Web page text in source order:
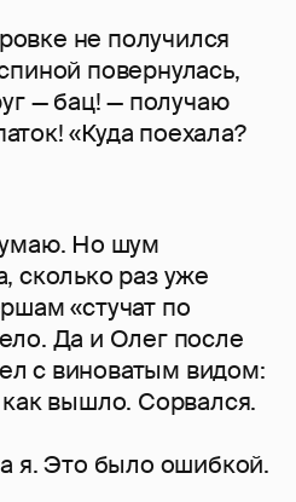
не получился
повернулась,
— бац! — получаю
«Куда поехала?
Но шум
сколько раз уже
«стучат по
Да и Олег после
с виноватым видом:
вышло. Сорвался.
я. Это было ошибкой.